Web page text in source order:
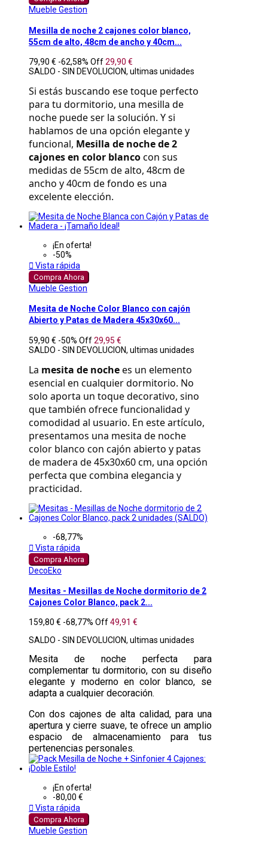
Mueble Gestion
Mesilla de noche 2 cajones color blanco,
55cm de alto, 48cm de ancho y 40cm...
79,90 € -62,58% Off29,90 €
SALDO - SIN DEVOLUCION, ultimas unidades
Si estás buscando ese toque perfecto
para tu dormitorio, una mesilla de
noche puede ser la solución. Y si
hablamos de una opción elegante y
funcional, Mesilla de noche de 2
cajones en color blanco con sus
medidas de 55cm de alto, 48cm de
ancho y 40cm de fondo es una
excelente elección.
¡En oferta!
-50%
 Vista rápida
Compra Ahora
Mueble Gestion
Mesita de Noche Color Blanco con cajón
Abierto y Patas de Madera 45x30x60...
59,90 € -50% Off29,95 €
SALDO - SIN DEVOLUCION, ultimas unidades
La mesita de noche es un elemento
esencial en cualquier dormitorio. No
solo aporta un toque decorativo, sino
que también ofrece funcionalidad y
comodidad al usuario. En este artículo,
presentamos una mesita de noche
color blanco con cajón abierto y patas
de madera de 45x30x60 cm, una opción
perfecta que combina elegancia y
practicidad.
-68,77%
 Vista rápida
Compra Ahora
DecoEko
Mesitas - Mesillas de Noche dormitorio de 2
Cajones Color Blanco, pack 2...
159,80 € -68,77% Off49,91 €
SALDO - SIN DEVOLUCION, ultimas unidades
Mesita de noche perfecta para
complementar tu dormitorio, con su diseño
elegante y moderno en color blanco, se
adapta a cualquier decoración.
Con dos cajones de alta calidad, para una
apertura y cierre suave, te ofrece un amplio
espacio de almacenamiento para tus
pertenencias personales.
¡En oferta!
-80,00 €
 Vista rápida
Compra Ahora
Mueble Gestion